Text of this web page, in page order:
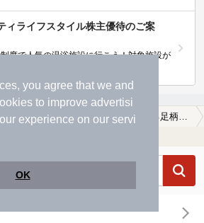
you agree that we and
to improve advertisi
experience on our servi
OK
ィライフスタイル株主優待のご案
度で人気の温浴施設に行こう！対象施設が
県 足柄上郡開成町 海が見える足柄上郡開成町の温泉、日帰り温泉、スーパー銭湯おすすめ